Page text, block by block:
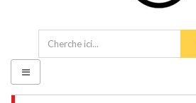
Basculer
la
navigation